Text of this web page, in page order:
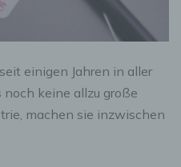
einigen Jahren in aller
keine allzu große
machen sie inzwischen